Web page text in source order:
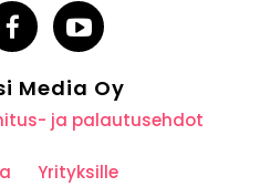
Media Oy
ja palautusehdot
Yrityksille